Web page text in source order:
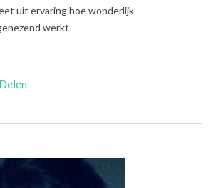
uit ervaring hoe wonderlijk
werkt
WhatsApp
Delen